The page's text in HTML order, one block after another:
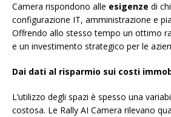
Camera rispondono alle esigenze di
configurazione IT, amministrazione e
Offrendo allo stesso tempo un ottimo
e un investimento strategico per le
Dai dati al risparmio sui costi
L’utilizzo degli spazi è spesso una
costosa. Le Rally AI Camera rilevano